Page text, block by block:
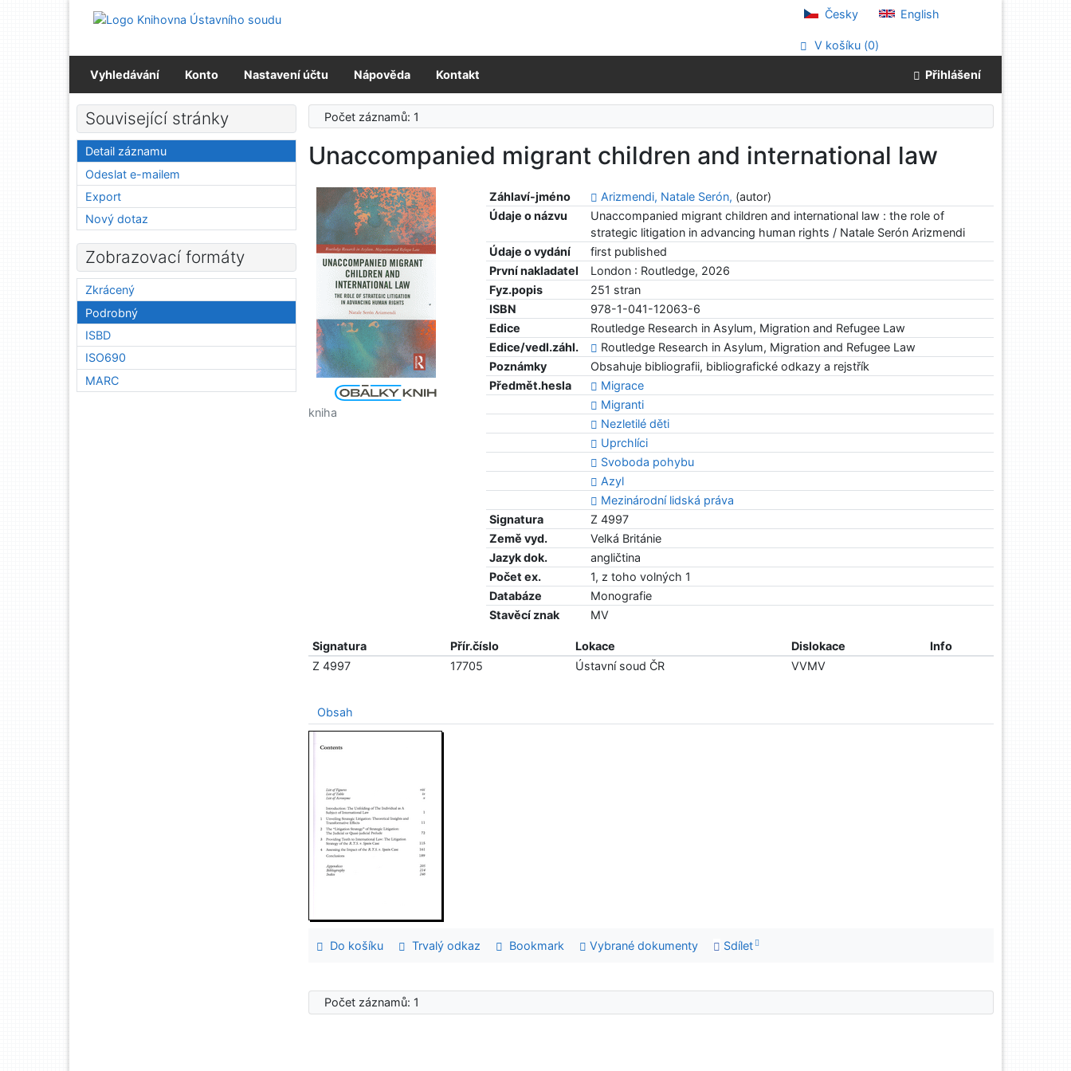
Přejít na menu
Česky English
V košíku (0)
Vyhledávání Konto Nastavení účtu Nápověda Kontakt Přihlášení
Počet záznamů: 1
Unaccompanied migrant children and international law
Záhlaví-jméno Arizmendi, Natale Serón, (autor)
Údaje o názvu
Unaccompanied migrant children and international law : the role of
strategic litigation in advancing human rights / Natale Serón Arizmendi
Údaje o vydání
first published
První nakladatel
London : Routledge, 2026
Fyz.popis
251 stran
ISBN
978-1-041-12063-6
Edice
Routledge Research in Asylum, Migration and Refugee Law
Edice/vedl.záhl.
Routledge Research in Asylum, Migration and Refugee Law
Poznámky
Obsahuje bibliografii, bibliografické odkazy a rejstřík
Předmět.hesla
Migrace
Migranti
Nezletilé děti
Uprchlíci
Svoboda pohybu
Azyl
Mezinárodní lidská práva
Signatura
Z 4997
Země vyd.
Velká Británie
Jazyk dok.
angličtina
Počet ex.
1, z toho volných 1
Databáze
Monografie
Stavěcí znak
MV
kniha
Signatura Přír.číslo Lokace Dislokace
Info
Z 4997
17705 Ústavní soud ČR VVMV
Obsah
Do košíku Trvalý odkaz Bookmark Vybrané dokumenty Sdílet
Počet záznamů: 1
Související stránky
Detail záznamu
Odeslat e-mailem
Export
Nový dotaz
Zobrazovací formáty
Zkrácený
Podrobný
ISBD
ISO690
MARC